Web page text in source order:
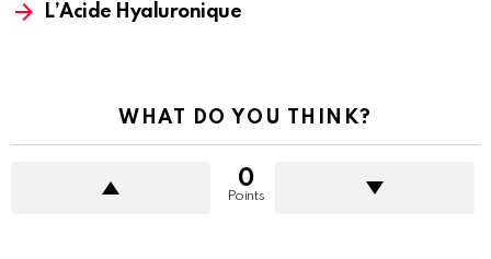
L’Acide Hyaluronique
WHAT DO YOU THINK?
0
Points